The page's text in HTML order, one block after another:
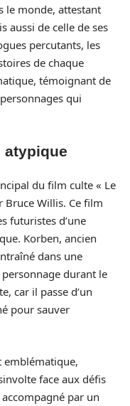
le monde, attestant
aussi de celle de ses
percutants, les
de chaque
témoignant de
qui
atypique
du film culte « Le
Bruce Willis. Ce film
futuristes d’une
Korben, ancien
dans une
durant le
car il passe d’un
pour sauver
emblématique,
face aux défis
par un